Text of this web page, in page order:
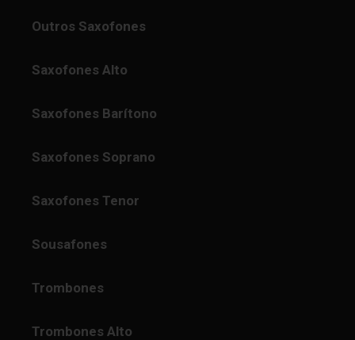
Outros Saxofones
Saxofones Alto
Saxofones Barítono
Saxofones Soprano
Saxofones Tenor
Sousafones
Trombones
Trombones Alto